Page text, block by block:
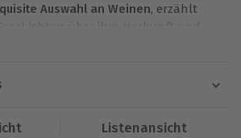
Auswahl an Weinen, erzählt
über ihre Herkunft und
gibt nützliche Tipps zum perfekten
auf eine spannende Reise
Listenansicht